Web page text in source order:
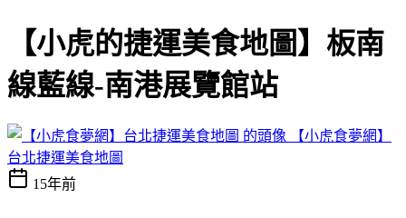
【小虎的捷運美食地圖】板南
線藍線-南港展覽館站
【小虎食夢網】
台北捷運美食地圖
15年前